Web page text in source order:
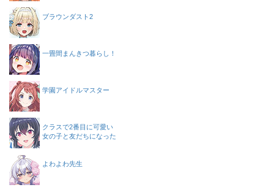
ブラウンダスト2
一畳間まんきつ暮らし！
学園アイドルマスター
クラスで2番目に可愛い
女の子と友だちになった
よわよわ先生